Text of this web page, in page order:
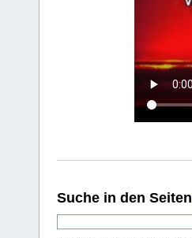
Suche in den Seiten